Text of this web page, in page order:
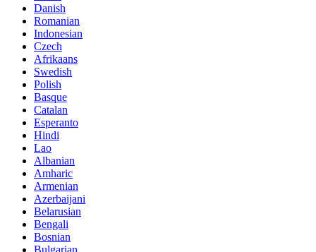
Danish
Romanian
Indonesian
Czech
Afrikaans
Swedish
Polish
Basque
Catalan
Esperanto
Hindi
Lao
Albanian
Amharic
Armenian
Azerbaijani
Belarusian
Bengali
Bosnian
Bulgarian